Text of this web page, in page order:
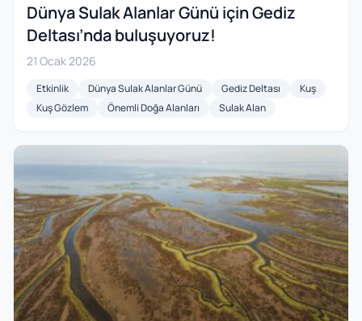
Dünya Sulak Alanlar Günü için Gediz
Deltası’nda buluşuyoruz!
21 Ocak 2026
Etkinlik Dünya Sulak Alanlar Günü Gediz Deltası
Kuş
Kuş Gözlem
Önemli Doğa Alanları Sulak Alan